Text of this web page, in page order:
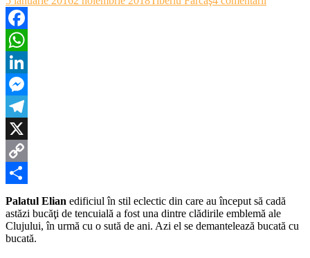
Facebook
WhatsApp
LinkedIn
Messenger
Telegram
X
Copy
Link
Partajează
Palatul Elian edificiul în stil eclectic din care au început să cadă
astăzi bucăţi de tencuială a fost una dintre clădirile emblemă ale
Clujului, în urmă cu o sută de ani. Azi el se demantelează bucată cu
bucată.